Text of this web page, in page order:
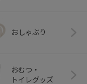
おしゃぶり
おむつ・
トイレグッズ